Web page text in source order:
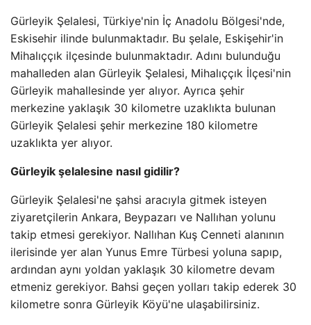
Gürleyik Şelalesi, Türkiye'nin İç Anadolu Bölgesi'nde,
Eskisehir ilinde bulunmaktadır. Bu şelale, Eskişehir'in
Mihalıççık ilçesinde bulunmaktadır. Adını bulunduğu
mahalleden alan Gürleyik Şelalesi, Mihalıççık İlçesi'nin
Gürleyik mahallesinde yer alıyor. Ayrıca şehir
merkezine yaklaşık 30 kilometre uzaklıkta bulunan
Gürleyik Şelalesi şehir merkezine 180 kilometre
uzaklıkta yer alıyor.
Gürleyik şelalesine nasıl gidilir?
Gürleyik Şelalesi'ne şahsi aracıyla gitmek isteyen
ziyaretçilerin Ankara, Beypazarı ve Nallıhan yolunu
takip etmesi gerekiyor. Nallıhan Kuş Cenneti alanının
ilerisinde yer alan Yunus Emre Türbesi yoluna sapıp,
ardından aynı yoldan yaklaşık 30 kilometre devam
etmeniz gerekiyor. Bahsi geçen yolları takip ederek 30
kilometre sonra Gürleyik Köyü'ne ulaşabilirsiniz.